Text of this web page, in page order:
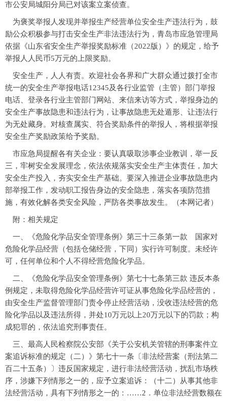
市公安局城阳分局已对该案立案侦查。
为褒奖举报人发现并举报生产经营单位安全生产违法行为，鼓
励公众积极参与打击安全生产非法违法行为，青岛市应急管理局
依据《山东省安全生产举报奖励标准（2022版）》的规定，给予
举报人人民币5万元的上限奖励。
安全生产，人人有责。欢迎社会各界和广大群众通过拨打全市
统一的安全生产举报电话12345及各行业监管（主管）部门举报
电话、登录各行业主管部门网站、来信来访等方式，举报身边的
安全生产事故隐患和违法行为，让事故隐患无处遁形、让违法行
为无处藏身。对核查属实、符合奖励条件的举报人，将根据举报
安全生产奖励政策给予奖励。
市应急局提醒各有关企业：要认真吸取涉事企业教训，举一反
三，牢树安全发展理念，依法依规落实安全生产主体责任，加大
安全生产投入，夯实安全生产基础。要深入推进企业事故隐患内
部举报工作，发动职工报告身边的安全隐患，落实各项防范措
施，有效化解各类安全风险，严防各类事故发生。（本网记者）
附：相关规定
一、《危险化学品安全管理条例》第三十三条第一款 国家对
危险化学品经营（包括仓储经营，下同）实行许可制度。未经许
可，任何单位和个人不得经营危险化学品。
二、《危险化学品安全管理条例》第七十七条第三款 违反本条
例规定，未取得危险化学品经营许可证从事危险化学品经营的，
由安全生产监督管理部门责令停止经营活动，没收违法经营的危
险化学品以及违法所得，并处10万元以上20万元以下的罚款；构
成犯罪的，依法追究刑事责任。
三、最高人民检察院公安部《关于公安机关管辖的刑事案件立
案追诉标准的规定（二）》第七十一条〔非法经营案（刑法第二
百二十五条）〕违反国家规定，进行非法经营活动，扰乱市场秩
序，涉嫌下列情形之一的，应予立案追诉：（十二）从事其他非
法经营活动，具有下列情形之一的：……2．单位非法经营数额在